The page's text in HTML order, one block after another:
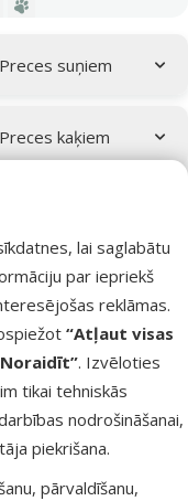
lai saglabātu
par iepriekš
reklāmas.
“Atļaut visas
. Izvēloties
tikai tehniskās
nodrošināšanai,
piekrišana.
pārvaldīšanu,
Preces suņiem
Preces kaķiem
un garšas
gaļa
Konservi
suņiem –
vegetables
Atsauksmes